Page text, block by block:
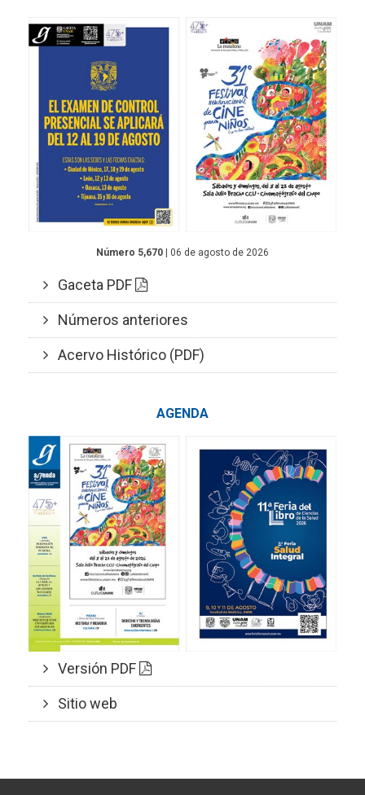
Número 5,670 | 06 de agosto de 2026
Gaceta PDF
Números anteriores
Acervo Histórico (PDF)
AGENDA
Versión PDF
Sitio web